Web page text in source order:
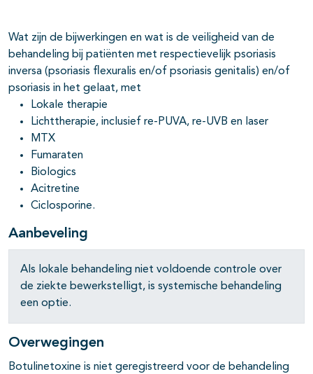
Wat zijn de bijwerkingen en wat is de veiligheid van de
behandeling bij patiënten met respectievelijk psoriasis
inversa (psoriasis flexuralis en/of psoriasis genitalis) en/of
psoriasis in het gelaat, met
Lokale therapie
Lichttherapie, inclusief re-PUVA, re-UVB en laser
MTX
Fumaraten
Biologics
Acitretine
Ciclosporine.
Aanbeveling
Als lokale behandeling niet voldoende controle over
de ziekte bewerkstelligt, is systemische behandeling
een optie.
Overwegingen
Botulinetoxine is niet geregistreerd voor de behandeling